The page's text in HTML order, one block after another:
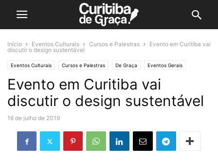
Início Eventos Culturais Cursos e Palestras
Evento em Curitiba vai
discutir o design sustentável
Eventos Culturais Cursos e Palestras De Graça Eventos Gerais
Evento em Curitiba vai
discutir o design sustentável
16 de julho de 2019